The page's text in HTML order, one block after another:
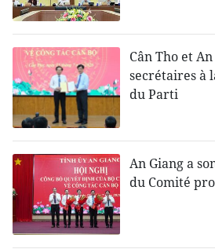
Cân Tho et
secrétaires à
du Parti
An Giang a
du Comité